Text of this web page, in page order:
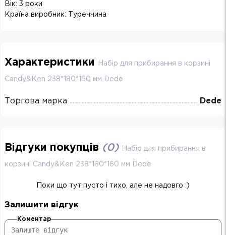
Вік: 3 роки
Країна виробник: Туреччина
Характеристики Набір для прибирання в корзині
Candy&Ken 238*180*160 мм Dede
Торгова марка Dede
Відгуки покупців (0) Набір для прибирання в
корзині Candy&Ken 238*180*160 мм Dede
Поки що тут пусто і тихо, але не надовго :)
Залишити відгук
Коментар